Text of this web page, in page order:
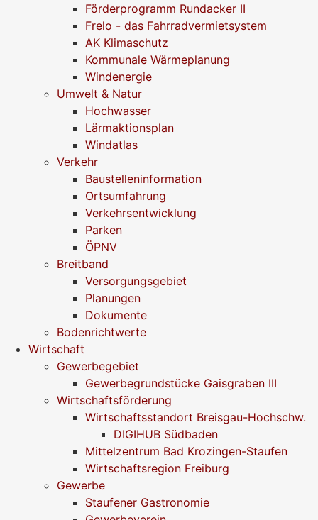
Förderprogramm Rundacker II
Frelo - das Fahrradvermietsystem
AK Klimaschutz
Kommunale Wärmeplanung
Windenergie
Umwelt & Natur
Hochwasser
Lärmaktionsplan
Windatlas
Verkehr
Baustelleninformation
Ortsumfahrung
Verkehrsentwicklung
Parken
ÖPNV
Breitband
Versorgungsgebiet
Planungen
Dokumente
Bodenrichtwerte
Wirtschaft
Gewerbegebiet
Gewerbegrundstücke Gaisgraben III
Wirtschaftsförderung
Wirtschaftsstandort Breisgau-Hochschw.
DIGIHUB Südbaden
Mittelzentrum Bad Krozingen-Staufen
Wirtschaftsregion Freiburg
Gewerbe
Staufener Gastronomie